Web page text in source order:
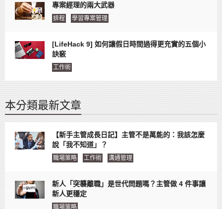
專案經理的兩大武器
排程 學習專案管理
[LifeHack 9] 如何讓假日時間過得更充實的五個小
訣竅
工作術
本分類最新文章
【新手主管成長日記】主管不是萬能的：我該怎麼
說「我不知道」？
職場策略 工作術 溝通管理
新人「突襲離職」是世代問題嗎？主管做 4 件事讓
新人更穩定
職場策略